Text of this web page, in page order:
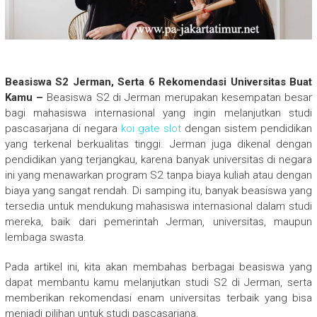
Beasiswa S2 Jerman, Serta 6 Rekomendasi Universitas Buat
Kamu – Beasiswa S2 di Jerman merupakan kesempatan besar
bagi mahasiswa internasional yang ingin melanjutkan studi
pascasarjana di negara koi gate slot dengan sistem pendidikan
yang terkenal berkualitas tinggi. Jerman juga dikenal dengan
pendidikan yang terjangkau, karena banyak universitas di negara
ini yang menawarkan program S2 tanpa biaya kuliah atau dengan
biaya yang sangat rendah. Di samping itu, banyak beasiswa yang
tersedia untuk mendukung mahasiswa internasional dalam studi
mereka, baik dari pemerintah Jerman, universitas, maupun
lembaga swasta.
Pada artikel ini, kita akan membahas berbagai beasiswa yang
dapat membantu kamu melanjutkan studi S2 di Jerman, serta
memberikan rekomendasi enam universitas terbaik yang bisa
menjadi pilihan untuk studi pascasarjana.